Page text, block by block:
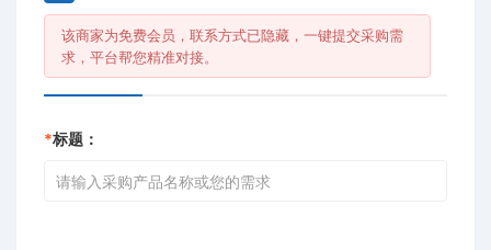
该商家为免费会员，联系方式已隐藏，一键提交采购需
求，平台帮您精准对接。
*标题：